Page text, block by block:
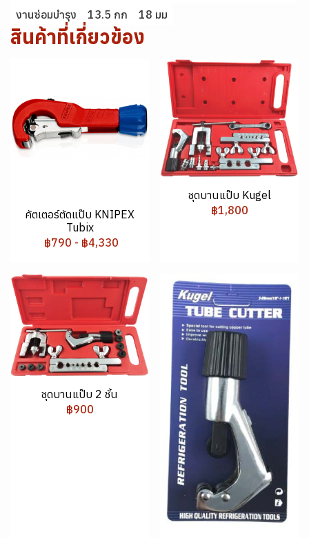
งานซ่อมบำรุง
13.5 กก 18 มม
สินค้าที่เกี่ยวข้อง
คัตเตอร์ตัดแป๊บ KNIPEX
Tubix
฿790 - ฿4,330
ชุดบานแป๊บ Kugel
฿1,800
ชุดบานแป๊บ 2 ชั้น
฿900